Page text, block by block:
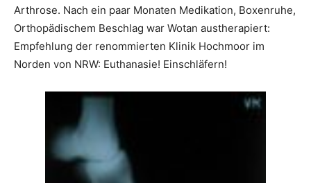
Arthrose. Nach ein paar Monaten Medikation, Boxenruhe,
Orthopädischem Beschlag war Wotan austherapiert:
Empfehlung der renommierten Klinik Hochmoor im
Norden von NRW: Euthanasie! Einschläfern!